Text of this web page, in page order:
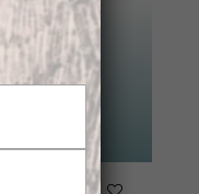
ZAINO
FARFALENA
€95,00